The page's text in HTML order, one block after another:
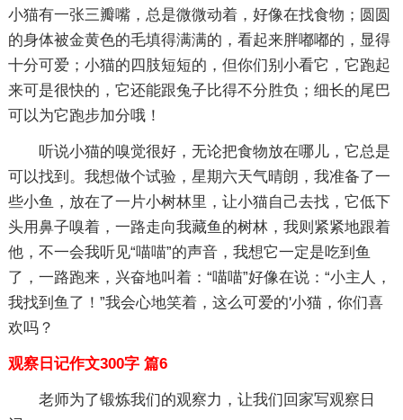
小猫有一张三瓣嘴，总是微微动着，好像在找食物；圆圆
的身体被金黄色的毛填得满满的，看起来胖嘟嘟的，显得
十分可爱；小猫的四肢短短的，但你们别小看它，它跑起
来可是很快的，它还能跟兔子比得不分胜负；细长的尾巴
可以为它跑步加分哦！
听说小猫的嗅觉很好，无论把食物放在哪儿，它总是
可以找到。我想做个试验，星期六天气晴朗，我准备了一
些小鱼，放在了一片小树林里，让小猫自己去找，它低下
头用鼻子嗅着，一路走向我藏鱼的树林，我则紧紧地跟着
他，不一会我听见“喵喵”的声音，我想它一定是吃到鱼
了，一路跑来，兴奋地叫着：“喵喵”好像在说：“小主人，
我找到鱼了！”我会心地笑着，这么可爱的'小猫，你们喜
欢吗？
观察日记作文300字 篇6
老师为了锻炼我们的观察力，让我们回家写观察日